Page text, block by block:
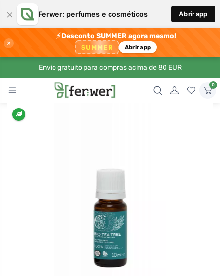
× Ferwer: perfumes e cosméticos Abrir app
×
⚡Desconto SUMMER agora mesmo!
SUMMER Abrir app
Envio gratuito para compras acima de 80 EUR
0